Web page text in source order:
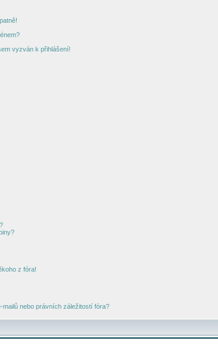
vyzván k přihlášení!
z fóra!
nebo právních záležitostí fóra?